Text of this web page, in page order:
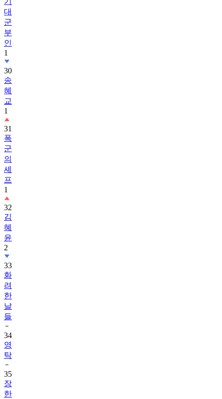
대
군
부
인
1
30
송
혜
교
1
31
폭
군
의
셰
프
1
32
김
혜
윤
2
33
화
려
한
날
들
34
영
탁
35
장
한